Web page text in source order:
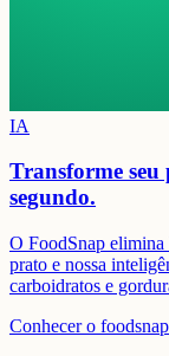
IA
Transforme seu
segundo.
O FoodSnap elimina
prato e nossa
carboidratos e
Conhecer o